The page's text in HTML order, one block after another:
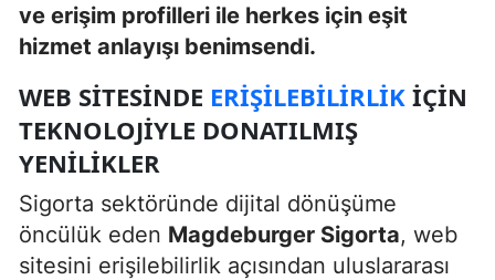
ve erişim profilleri ile herkes için eşit
hizmet anlayışı benimsendi.
WEB SITESINDE ERIŞILEBILIRLIK İÇIN
TEKNOLOJIYLE DONATILMIŞ
YENILIKLER
Sigorta sektöründe dijital dönüşüme
öncülük eden Magdeburger Sigorta, web
sitesini erişilebilirlik açısından uluslararası